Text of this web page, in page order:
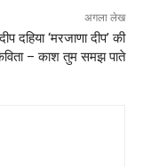
अगला लेख
दहिया ‘मरजाणा दीप’ की
– काश तुम समझ पाते